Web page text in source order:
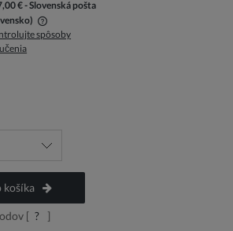
€- Slovenská pošta
na
spôsoby
košíka
[ ?
]